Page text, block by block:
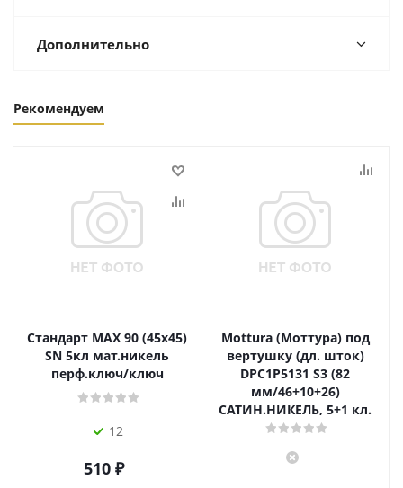
Дополнительно
Рекомендуем
Стандарт MAX 90 (45х45)
SN 5кл мат.никель
перф.ключ/ключ
12
510 ₽
Mottura (Моттура) под
вертушку (дл. шток)
DPC1P5131 S3 (82
мм/46+10+26)
САТИН.НИКЕЛЬ, 5+1 кл.